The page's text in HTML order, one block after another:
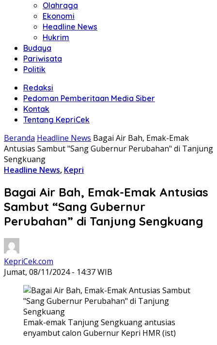
Olahraga
Ekonomi
Headline News
Hukrim
Budaya
Pariwisata
Politik
Redaksi
Pedoman Pemberitaan Media Siber
Kontak
Tentang KepriCek
Beranda Headline News Bagai Air Bah, Emak-Emak
Antusias Sambut "Sang Gubernur Perubahan" di Tanjung
Sengkuang
Headline News, Kepri
Bagai Air Bah, Emak-Emak Antusias
Sambut “Sang Gubernur
Perubahan” di Tanjung Sengkuang
KepriCek.com
Jumat, 08/11/2024 - 14:37 WIB
Emak-emak Tanjung Sengkuang antusias
enyambut calon Gubernur Kepri HMR (ist)